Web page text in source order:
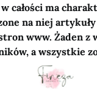
całości ma
na niej
www. Żaden z
a wszystkie